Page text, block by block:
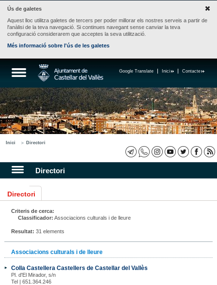
Ús de galetes
Aquest lloc utilitza galetes de tercers per poder millorar els nostres serveis a partir de
l'anàlisi de la teva navegació. Si continues navegant sense canviar la teva
configuració considerarem que acceptes la seva utilització.
Més informació sobre l'ús de les galetes
Contacte
Inici
Google Translate
Inici Directori
Directori
Directori
Criteris de cerca:
Classificador: Associacions culturals i de lleure
Resultat: 31 elements
Associacions culturals i de lleure
Colla Castellera Castellers de Castellar del Vallès
Pl. d'El Mirador, s/n
Tel | 651.364.246